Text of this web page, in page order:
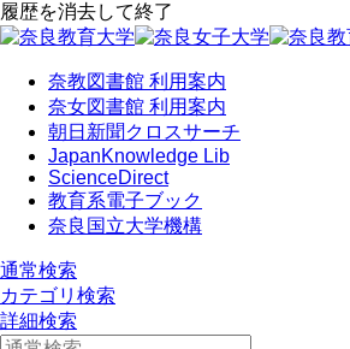
履歴を消去して終了
奈教図書館 利用案内
奈女図書館 利用案内
朝日新聞クロスサーチ
JapanKnowledge Lib
ScienceDirect
教育系電子ブック
奈良国立大学機構
通常検索
カテゴリ検索
詳細検索